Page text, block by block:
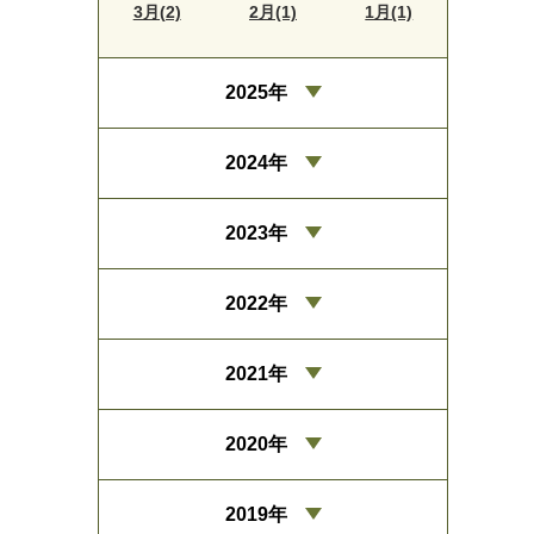
3月(2) 2月(1) 1月(1)
2025年
2024年
2023年
2022年
2021年
2020年
2019年